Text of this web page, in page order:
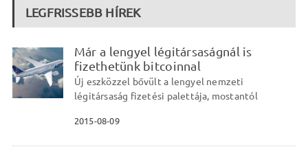
LEGFRISSEBB HÍREK
Már a lengyel légitársaságnál is
fizethetünk bitcoinnal
Új eszközzel bővült a lengyel nemzeti
légitársaság fizetési palettája, mostantól
2015-08-09